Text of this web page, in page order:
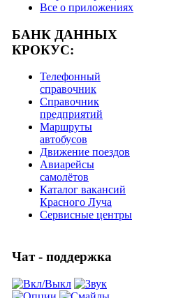
Все о приложениях
БАНК ДАННЫХ
КРОКУС:
Телефонный
справочник
Справочник
предприятий
Маршруты
автобусов
Движение поездов
Авиарейсы
самолётов
Каталог вакансий
Красного Луча
Сервисные центры
Чат - поддержка